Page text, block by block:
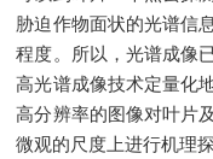
胁迫作物面状的光谱信
程度。所以，光谱成像
高光谱成像技术定量化
高分辨率的图像对叶片
微观的尺度上进行机理